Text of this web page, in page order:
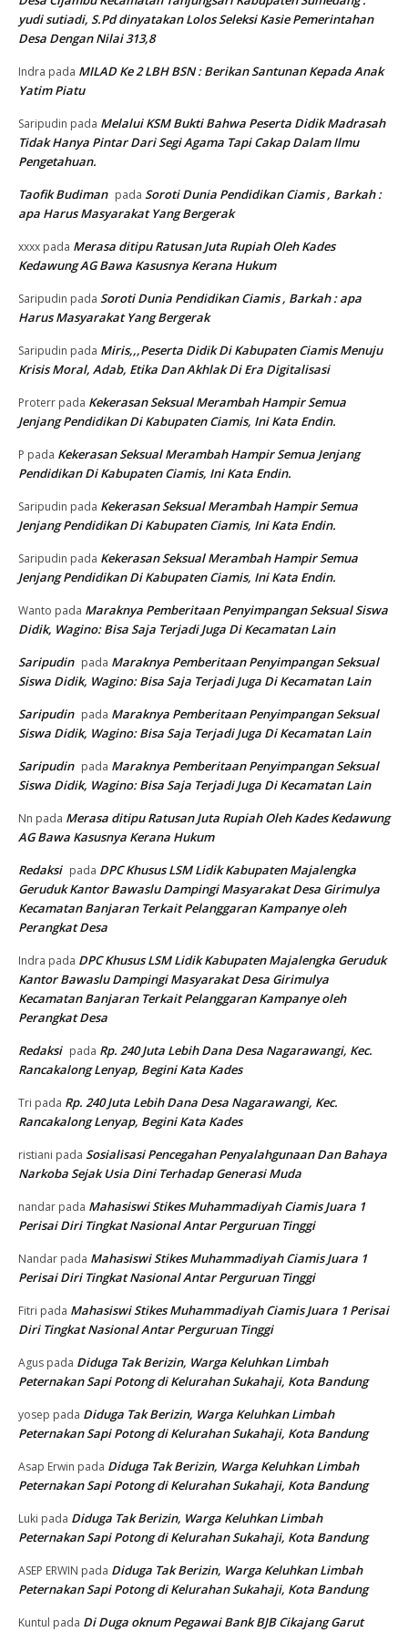
yudi sutiadi, S.Pd dinyatakan Lolos Seleksi Kasie Pemerintahan
Desa Dengan Nilai 313,8
Indra pada MILAD Ke 2 LBH BSN : Berikan Santunan Kepada Anak
Yatim Piatu
Saripudin pada Melalui KSM Bukti Bahwa Peserta Didik Madrasah
Tidak Hanya Pintar Dari Segi Agama Tapi Cakap Dalam Ilmu
Pengetahuan.
Taofik Budiman pada Soroti Dunia Pendidikan Ciamis , Barkah :
apa Harus Masyarakat Yang Bergerak
xxxx pada Merasa ditipu Ratusan Juta Rupiah Oleh Kades
Kedawung AG Bawa Kasusnya Kerana Hukum
Saripudin pada Soroti Dunia Pendidikan Ciamis , Barkah : apa
Harus Masyarakat Yang Bergerak
Saripudin pada Miris,,,Peserta Didik Di Kabupaten Ciamis Menuju
Krisis Moral, Adab, Etika Dan Akhlak Di Era Digitalisasi
Proterr pada Kekerasan Seksual Merambah Hampir Semua
Jenjang Pendidikan Di Kabupaten Ciamis, Ini Kata Endin.
P pada Kekerasan Seksual Merambah Hampir Semua Jenjang
Pendidikan Di Kabupaten Ciamis, Ini Kata Endin.
Saripudin pada Kekerasan Seksual Merambah Hampir Semua
Jenjang Pendidikan Di Kabupaten Ciamis, Ini Kata Endin.
Saripudin pada Kekerasan Seksual Merambah Hampir Semua
Jenjang Pendidikan Di Kabupaten Ciamis, Ini Kata Endin.
Wanto pada Maraknya Pemberitaan Penyimpangan Seksual Siswa
Didik, Wagino: Bisa Saja Terjadi Juga Di Kecamatan Lain
Saripudin pada Maraknya Pemberitaan Penyimpangan Seksual
Siswa Didik, Wagino: Bisa Saja Terjadi Juga Di Kecamatan Lain
Saripudin pada Maraknya Pemberitaan Penyimpangan Seksual
Siswa Didik, Wagino: Bisa Saja Terjadi Juga Di Kecamatan Lain
Saripudin pada Maraknya Pemberitaan Penyimpangan Seksual
Siswa Didik, Wagino: Bisa Saja Terjadi Juga Di Kecamatan Lain
Nn pada Merasa ditipu Ratusan Juta Rupiah Oleh Kades Kedawung
AG Bawa Kasusnya Kerana Hukum
Redaksi pada DPC Khusus LSM Lidik Kabupaten Majalengka
Geruduk Kantor Bawaslu Dampingi Masyarakat Desa Girimulya
Kecamatan Banjaran Terkait Pelanggaran Kampanye oleh
Perangkat Desa
Indra pada DPC Khusus LSM Lidik Kabupaten Majalengka Geruduk
Kantor Bawaslu Dampingi Masyarakat Desa Girimulya
Kecamatan Banjaran Terkait Pelanggaran Kampanye oleh
Perangkat Desa
Redaksi pada Rp. 240 Juta Lebih Dana Desa Nagarawangi, Kec.
Rancakalong Lenyap, Begini Kata Kades
Tri pada Rp. 240 Juta Lebih Dana Desa Nagarawangi, Kec.
Rancakalong Lenyap, Begini Kata Kades
ristiani pada Sosialisasi Pencegahan Penyalahgunaan Dan Bahaya
Narkoba Sejak Usia Dini Terhadap Generasi Muda
nandar pada Mahasiswi Stikes Muhammadiyah Ciamis Juara 1
Perisai Diri Tingkat Nasional Antar Perguruan Tinggi
Nandar pada Mahasiswi Stikes Muhammadiyah Ciamis Juara 1
Perisai Diri Tingkat Nasional Antar Perguruan Tinggi
Fitri pada Mahasiswi Stikes Muhammadiyah Ciamis Juara 1 Perisai
Diri Tingkat Nasional Antar Perguruan Tinggi
Agus pada Diduga Tak Berizin, Warga Keluhkan Limbah
Peternakan Sapi Potong di Kelurahan Sukahaji, Kota Bandung
yosep pada Diduga Tak Berizin, Warga Keluhkan Limbah
Peternakan Sapi Potong di Kelurahan Sukahaji, Kota Bandung
Asap Erwin pada Diduga Tak Berizin, Warga Keluhkan Limbah
Peternakan Sapi Potong di Kelurahan Sukahaji, Kota Bandung
Luki pada Diduga Tak Berizin, Warga Keluhkan Limbah
Peternakan Sapi Potong di Kelurahan Sukahaji, Kota Bandung
ASEP ERWIN pada Diduga Tak Berizin, Warga Keluhkan Limbah
Peternakan Sapi Potong di Kelurahan Sukahaji, Kota Bandung
Kuntul pada Di Duga oknum Pegawai Bank BJB Cikajang Garut